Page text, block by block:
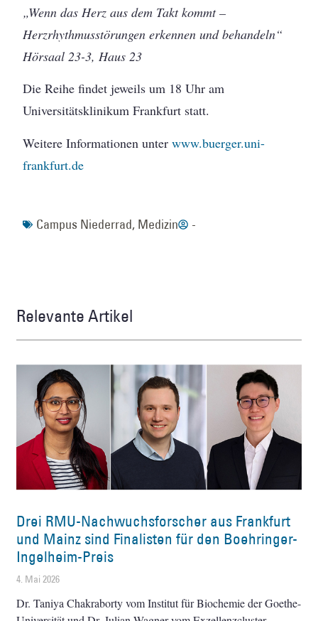
„Wenn das Herz aus dem Takt kommt –
Herzrhythmusstörungen erkennen und behandeln“
Hörsaal 23-3, Haus 23
Die Reihe findet jeweils um 18 Uhr am
Universitätsklinikum Frankfurt statt.
Weitere Informationen unterwww.buerger.uni-
frankfurt.de
Campus Niederrad, Medizin -
Relevante Artikel
Drei RMU-Nachwuchsforscher aus Frankfurt
und Mainz sind Finalisten für den Boehringer-
Ingelheim-Preis
4. Mai 2026
Dr. Taniya Chakraborty vom Institut für Biochemie der Goethe-